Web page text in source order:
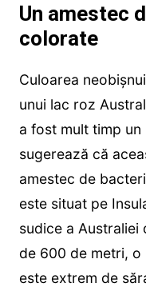
Un amestec
colorate
Culoarea
unui lac roz
a fost mult timp
sugerează că
amestec de
este situat pe
sudice a Australiei
de 600 de metri, o
este extrem de